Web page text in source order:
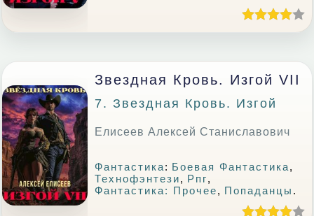
Звездная Кровь. Изгой VII
7. Звездная Кровь. Изгой
Елисеев Алексей Станиславович
Фантастика: Боевая Фантастика,
Технофэнтези, Рпг,
Фантастика: Прочее, Попаданцы .